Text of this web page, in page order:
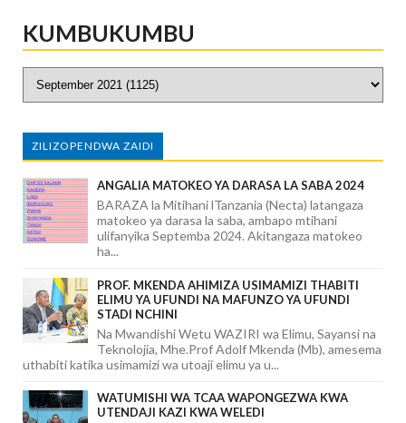
KUMBUKUMBU
ZILIZOPENDWA ZAIDI
ANGALIA MATOKEO YA DARASA LA SABA 2024
BARAZA la Mitihani lTanzania (Necta) latangaza
matokeo ya darasa la saba, ambapo mtihani
ulifanyika Septemba 2024. Akitangaza matokeo
ha...
PROF. MKENDA AHIMIZA USIMAMIZI THABITI
ELIMU YA UFUNDI NA MAFUNZO YA UFUNDI
STADI NCHINI
Na Mwandishi Wetu WAZIRI wa Elimu, Sayansi na
Teknolojia, Mhe.Prof Adolf Mkenda (Mb), amesema
uthabiti katika usimamizi wa utoaji elimu ya u...
WATUMISHI WA TCAA WAPONGEZWA KWA
UTENDAJI KAZI KWA WELEDI